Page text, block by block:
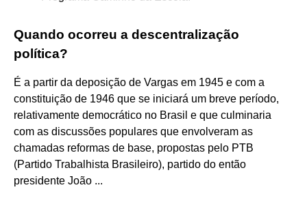
Quando ocorreu a descentralização
política?
É a partir da deposição de Vargas em 1945 e com a
constituição de 1946 que se iniciará um breve período,
relativamente democrático no Brasil e que culminaria
com as discussões populares que envolveram as
chamadas reformas de base, propostas pelo PTB
(Partido Trabalhista Brasileiro), partido do então
presidente João ...